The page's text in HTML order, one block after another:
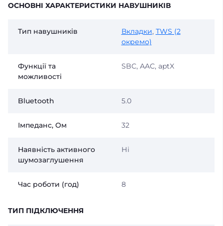
ОСНОВНІ ХАРАКТЕРИСТИКИ НАВУШНИКІВ
Тип навушників Вкладки, TWS (2
окремо)
Функції та
можливості
SBC, AAC, aptX
Bluetooth 5.0
Імпеданс, Ом 32
Наявність активного
шумозаглушення
Ні
Час роботи (год) 8
ТИП ПІДКЛЮЧЕННЯ